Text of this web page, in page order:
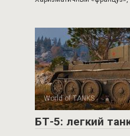
World of TANKS
БТ-5: легкий